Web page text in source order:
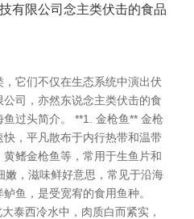
有限公司念主类伏击的食品
它们不仅在生态系统中演出伏
司，亦然东说念主类伏击的食
过头简介。 **1. 金枪鱼** 金枪
，平凡散布于内行热带和温带
鳍金枪鱼等，常用于生鱼片和
嫩，滋味鲜好意思，常见于沿海
鱼，是受宽宥的食用鱼种。
泰西冷水中，肉质白而紧实，